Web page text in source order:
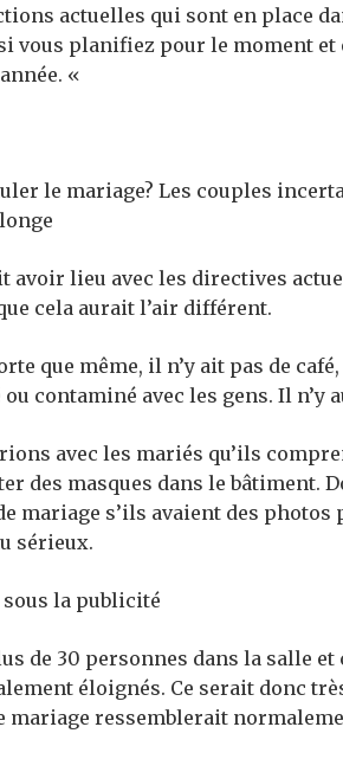
actuelles qui sont en place
vous planifiez pour le moment et
«
le mariage? Les couples
avoir lieu avec les directives
cela aurait l’air différent.
que même, il n’y ait pas de
contaminé avec les gens. Il n’y
avec les mariés qu’ils
des masques dans le bâtiment.
mariage s’ils avaient des
sérieux.
la publicité
de 30 personnes dans la salle
éloignés. Ce serait donc
mariage ressemblerait